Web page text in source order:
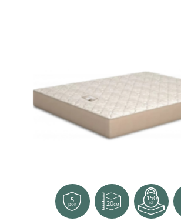
5
рок 20см
150
кг